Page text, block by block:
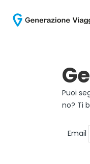
Puoi
no? Ti
Email